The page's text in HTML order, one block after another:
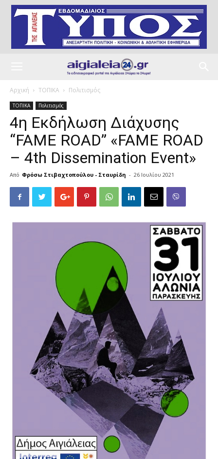
Αρχική ΤΟΠΙΚΑ Πολιτισμός
ΤΟΠΙΚΑ Πολιτισμός
4η Εκδήλωση Διάχυσης
“FAME ROAD” «FAME ROAD
– 4th Dissemination Event»
Από Φρόσω Στιβαχτοπούλου - Σταυρίδη - 26 Ιουλίου 2021